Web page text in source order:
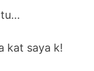
tu…
kat saya k!